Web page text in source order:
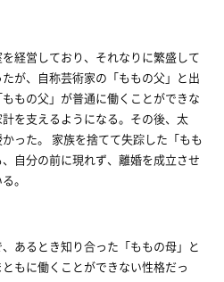
経営しており、それなりに繁盛して
が、自称芸術家の「ももの父」と出
もの父」が普通に働くことができな
を支えるようになる。その後、太
った。 家族を捨てて失踪した「もも
自分の前に現れず、離婚を成立させ
。
あるとき知り合った「ももの母」と
もに働くことができない性格だっ